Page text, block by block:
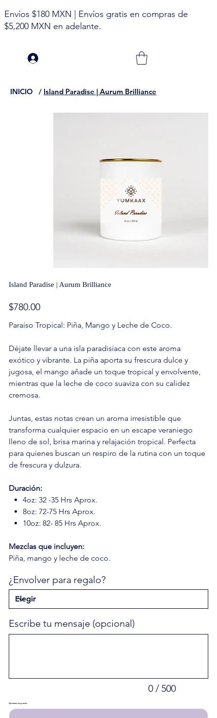
Envíos $180 MXN | Envíos gratis en compras de
$5,200 MXN en adelante.
INICIO / Island Paradise | Aurum Brilliance
Island Paradise | Aurum Brilliance
Precio
$780.00
Paraíso Tropical: Piña, Mango y Leche de Coco.
Déjate llevar a una isla paradisíaca con este aroma
exótico y vibrante. La piña aporta su frescura dulce y
jugosa, el mango añade un toque tropical y envolvente,
mientras que la leche de coco suaviza con su calidez
cremosa.
Juntas, estas notas crean un aroma irresistible que
transforma cualquier espacio en un escape veraniego
lleno de sol, brisa marina y relajación tropical. Perfecta
para quienes buscan un respiro de la rutina con un toque
de frescura y dulzura.
Duración:
4oz: 32 -35 Hrs Aprox.
8oz: 72-75 Hrs Aprox.
10oz: 82- 85 Hrs Aprox.
Mezclas que incluyen:
Piña, mango y leche de coco.
¿Envolver para regalo?
Escribe tu mensaje (opcional)
0 / 500
Opciones de precios